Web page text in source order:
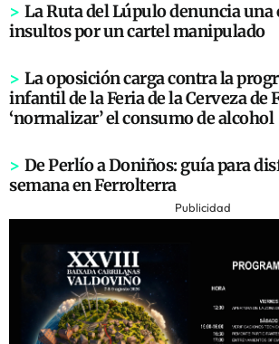
> La Ruta del Lúpulo denuncia una
insultos por un cartel manipulado
> La oposición carga contra la
infantil de la Feria de la Cerveza de
‘normalizar’ el consumo de alcohol
> De Perlío a Doniños: guía para
semana en Ferrolterra
Publicidad